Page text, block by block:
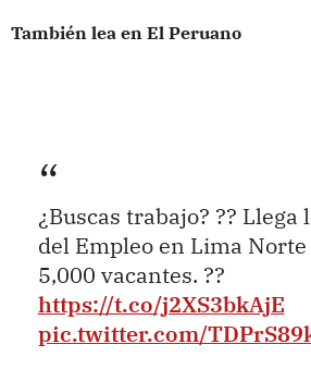
También lea en El Peruano
¿Buscas trabajo? ?? Llega
del Empleo en Lima Norte
5,000 vacantes. ??
https://t.co/j2XS3bkAjE
pic.twitter.com/